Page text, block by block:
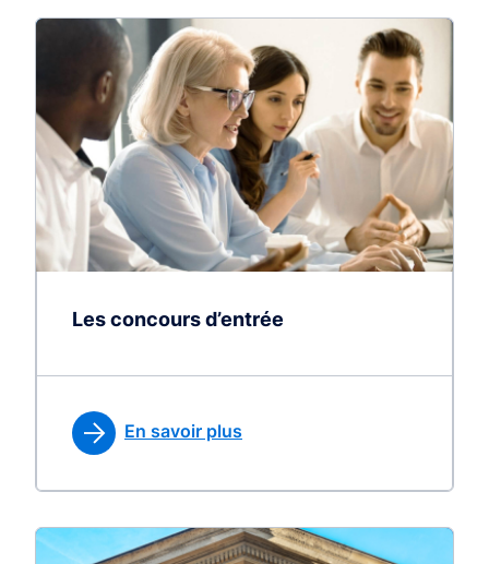
Les concours d’entrée
En savoir plus